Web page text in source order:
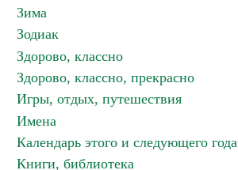
Зима
Зодиак
Здорово, классно
Здорово, классно, прекрасно
Игры, отдых, путешествия
Имена
Календарь этого и следующего года
Книги, библиотека